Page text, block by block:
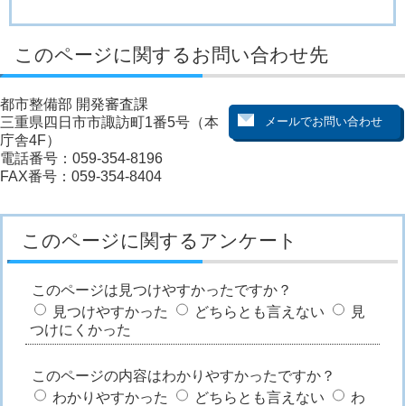
このページに関するお問い合わせ先
都市整備部 開発審査課
三重県四日市市諏訪町1番5号（本
庁舎4F）
電話番号：059-354-8196
FAX番号：059-354-8404
このページに関するアンケート
このページは見つけやすかったですか？
見つけやすかった
どちらとも言えない
見
つけにくかった
このページの内容はわかりやすかったですか？
わかりやすかった
どちらとも言えない
わ